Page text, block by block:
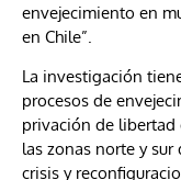
envejecimiento en
en Chile”.
La investigación
procesos de
privación de libertad
las zonas norte y
crisis y